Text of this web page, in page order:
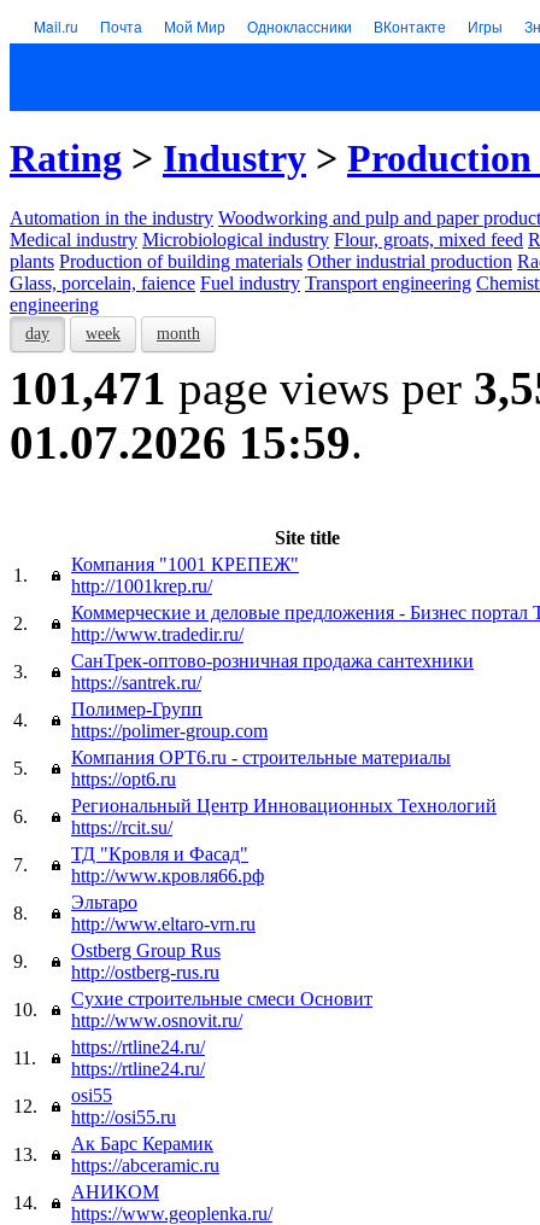
Mail.ru Почта Мой Мир Одноклассники ВКонтакте Игры
Rating > Industry >
Automation in the industry Woodworking and pulp and paper
Medical industry Microbiological industry Flour, groats, mixed feed
plants Production of building materials Other industrial production
Glass, porcelain, faience Fuel industry Transport engineering
engineering
day week month
101,471 page views per
01.07.2026 15:59.
Site title
1.
Компания "1001 КРЕПЕЖ"
http://1001krep.ru/
2.
Коммерческие и деловые предложения - Бизнес портал
http://www.tradedir.ru/
3.
СанТрек-оптово-розничная продажа сантехники
https://santrek.ru/
4.
Полимер-Групп
https://polimer-group.com
5.
Компания OPT6.ru - строительные материалы
https://opt6.ru
6.
Региональный Центр Инновационных Технологий
https://rcit.su/
7.
ТД "Кровля и Фасад"
http://www.кровля66.рф
8.
Эльтаро
http://www.eltaro-vrn.ru
9.
Ostberg Group Rus
http://ostberg-rus.ru
10.
Сухие строительные смеси Основит
http://www.osnovit.ru/
11.
https://rtline24.ru/
https://rtline24.ru/
12.
osi55
http://osi55.ru
13.
Ак Барс Керамик
https://abceramic.ru
14.
АНИКОМ
https://www.geoplenka.ru/